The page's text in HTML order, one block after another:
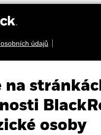
údajů
na
osoby
iBonds
2028
UCITS